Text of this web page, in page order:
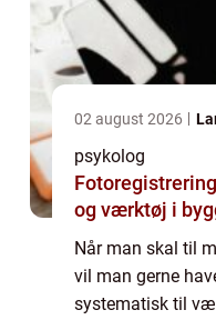
02 august 2026
psykolog
og værktøj i
Når man skal til
vil man gerne
systematisk til